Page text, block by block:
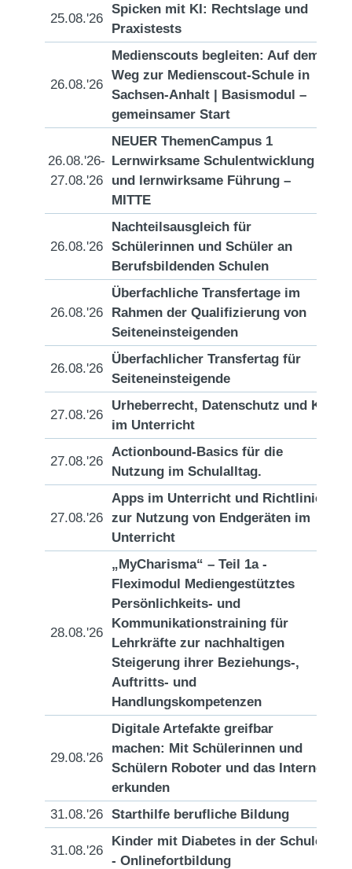
25.08.'26
Spicken mit KI: Rechtslage und
Praxistests
26.08.'26
Medienscouts begleiten: Auf dem
Weg zur Medienscout-Schule in
Sachsen-Anhalt | Basismodul –
gemeinsamer Start
26.08.'26-
27.08.'26
NEUER ThemenCampus 1
Lernwirksame Schulentwicklung
und lernwirksame Führung –
MITTE
26.08.'26
Nachteilsausgleich für
Schülerinnen und Schüler an
Berufsbildenden Schulen
26.08.'26
Überfachliche Transfertage im
Rahmen der Qualifizierung von
Seiteneinsteigenden
26.08.'26
Überfachlicher Transfertag für
Seiteneinsteigende
27.08.'26
Urheberrecht, Datenschutz und KI
im Unterricht
27.08.'26
Actionbound-Basics für die
Nutzung im Schulalltag.
27.08.'26
Apps im Unterricht und Richtlinien
zur Nutzung von Endgeräten im
Unterricht
28.08.'26
„MyCharisma“ – Teil 1a -
Fleximodul Mediengestütztes
Persönlichkeits- und
Kommunikationstraining für
Lehrkräfte zur nachhaltigen
Steigerung ihrer Beziehungs-,
Auftritts- und
Handlungskompetenzen
29.08.'26
Digitale Artefakte greifbar
machen: Mit Schülerinnen und
Schülern Roboter und das Internet
erkunden
31.08.'26 Starthilfe berufliche Bildung
31.08.'26
Kinder mit Diabetes in der Schule
- Onlinefortbildung